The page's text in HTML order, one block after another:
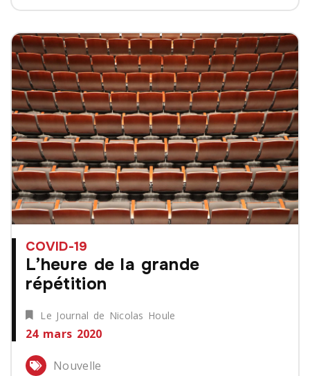
COVID-19
L’heure de la grande
répétition
Le Journal de Nicolas Houle
24 mars 2020
Nouvelle